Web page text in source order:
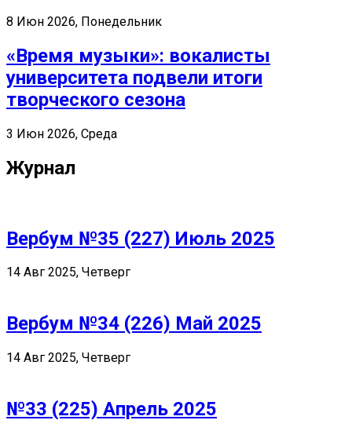
8 Июн 2026, Понедельник
«Время музыки»: вокалисты
университета подвели итоги
творческого сезона
3 Июн 2026, Среда
Журнал
Вербум №35 (227) Июль 2025
14 Авг 2025, Четверг
Вербум №34 (226) Май 2025
14 Авг 2025, Четверг
№33 (225) Апрель 2025